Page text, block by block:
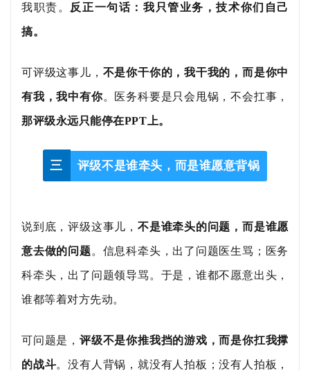
我职责。 反正一句话： 我只管业务，技术你们自己
搞。
可评级这事儿， 不是你干你的，我干我的，而是你中
有我，我中有你。医务科要是只会甩锅，不会扛事，
那评级永远只能停在PPT上。
三 评级不是谁牵头，而是谁愿意背锅
说到底，评级这事儿， 不是谁牵头的问题，而是谁愿
意去做的问题。信息科牵头，出了问题医生骂；医务
科牵头，出了问题领导骂。于是，谁都不愿意出头，
谁都等着对方先动。
可问题是， 评级不是你推我挡的游戏，而是你扛我撑
的战斗。没有人背锅，就没有人拍板；没有人拍板，